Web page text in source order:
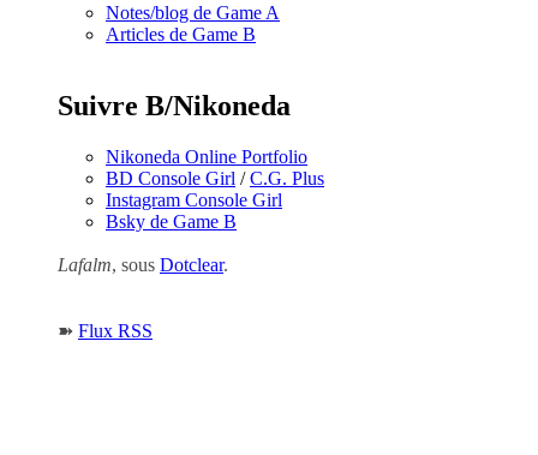
Notes/blog de Game A
Articles de Game B
Suivre B/Nikoneda
Nikoneda Online Portfolio
BD Console Girl /C.G. Plus
Instagram Console Girl
Bsky de Game B
Lafalm, sous Dotclear.
➽ Flux RSS